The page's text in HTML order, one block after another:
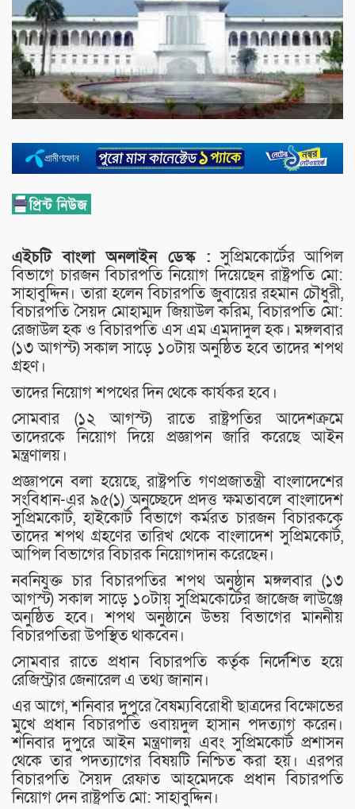
এইচটি বাংলা অনলাইন ডেস্ক : সুপ্রিমকোর্টের আপিল
বিভাগে চারজন বিচারপতি নিয়োগ দিয়েছেন রাষ্ট্রপতি মো:
সাহাবুদ্দিন। তারা হলেন বিচারপতি জুবায়ের রহমান চৌধুরী,
বিচারপতি সৈয়দ মোহাম্মদ জিয়াউল করিম, বিচারপতি মো:
রেজাউল হক ও বিচারপতি এস এম এমদাদুল হক। মঙ্গলবার
(১৩ আগস্ট) সকাল সাড়ে ১০টায় অনুষ্ঠিত হবে তাদের শপথ
গ্রহণ।
তাদের নিয়োগ শপথের দিন থেকে কার্যকর হবে।
সোমবার (১২ আগস্ট) রাতে রাষ্ট্রপতির আদেশক্রমে
তাদেরকে নিয়োগ দিয়ে প্রজ্ঞাপন জারি করেছে আইন
মন্ত্রণালয়।
প্রজ্ঞাপনে বলা হয়েছে, রাষ্ট্রপতি গণপ্রজাতন্ত্রী বাংলাদেশের
সংবিধান-এর ৯৫(১) অনুচ্ছেদে প্রদত্ত ক্ষমতাবলে বাংলাদেশ
সুপ্রিমকোর্ট, হাইকোর্ট বিভাগে কর্মরত চারজন বিচারককে
তাদের শপথ গ্রহণের তারিখ থেকে বাংলাদেশ সুপ্রিমকোর্ট,
আপিল বিভাগের বিচারক নিয়োগদান করেছেন।
নবনিযুক্ত চার বিচারপতির শপথ অনুষ্ঠান মঙ্গলবার (১৩
আগস্ট) সকাল সাড়ে ১০টায় সুপ্রিমকোর্টের জাজেজ লাউঞ্জে
অনুষ্ঠিত হবে। শপথ অনুষ্ঠানে উভয় বিভাগের মাননীয়
বিচারপতিরা উপস্থিত থাকবেন।
সোমবার রাতে প্রধান বিচারপতি কর্তৃক নির্দেশিত হয়ে
রেজিস্ট্রার জেনারেল এ তথ্য জানান।
এর আগে, শনিবার দুপুরে বৈষম্যবিরোধী ছাত্রদের বিক্ষোভের
মুখে প্রধান বিচারপতি ওবায়দুল হাসান পদত্যাগ করেন।
শনিবার দুপুরে আইন মন্ত্রণালয় এবং সুপ্রিমকোর্ট প্রশাসন
থেকে তার পদত্যাগের বিষয়টি নিশ্চিত করা হয়। এরপর
বিচারপতি সৈয়দ রেফাত আহমেদকে প্রধান বিচারপতি
নিয়োগ দেন রাষ্ট্রপতি মো: সাহাবুদ্দিন।